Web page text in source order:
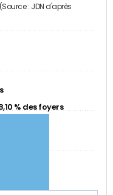
: JDN d'après
% des foyers